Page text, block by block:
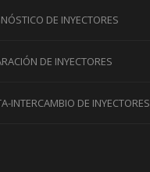
DE INYECTORES
DE INYECTORES
INTERCAMBIO DE INYECTORES